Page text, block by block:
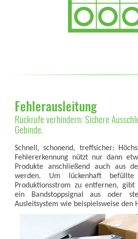
Fehlerausleitung
Rückrufe verhindern: Sichere
Gebinde.
Schnell, schonend, treffsicher:
Fehlererkennung nützt nur dann
Produkte anschließend auch aus
werden. Um lückenhaft
Produktionsstrom zu entfernen,
ein Bandstoppsignal aus oder
Ausleitsystem wie beispielsweise den